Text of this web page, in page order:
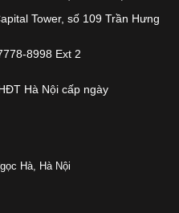
bị ảnh hưởng
khắc nghiệt
môi trường ẩm ướt
thể sử dụng 10-15 năm
vẻ đẹp
thiết bị ngoài trời,
trường có hóa chất.
Tower, số 109 Trần Hưng
8998 Ext 2
Hà Nội cấp ngày
Hà, Hà Nội